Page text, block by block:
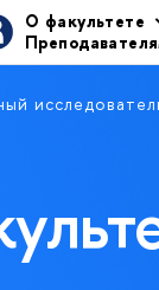
О факультете